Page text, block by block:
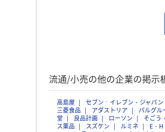
流通/小売の他の企業の掲示
高島屋 セブン‐イレブン・ジャパン
三菱食品
アダストリア パルグル
堂
良品計画 ローソン そごう
ス薬品
スズケン ルミネ E・H